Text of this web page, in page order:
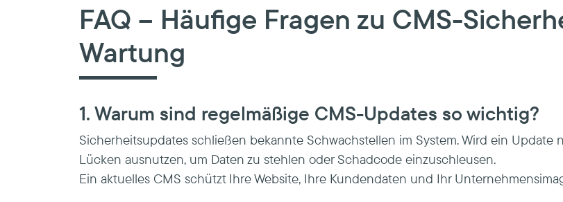
FAQ – Häufige Fragen zu CMS-
Wartung
1. Warum sind regelmäßige CMS-Updates so wichtig?
Sicherheitsupdates schließen bekannte Schwachstellen im System. Wird ein
Lücken ausnutzen, um Daten zu stehlen oder Schadcode einzuschleusen.
Ein aktuelles CMS schützt Ihre Website, Ihre Kundendaten und Ihr